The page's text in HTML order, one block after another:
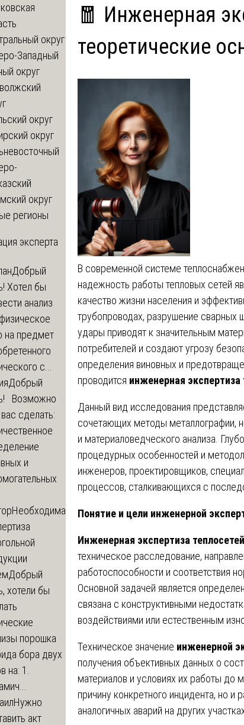
🧧 Инженерная
теоретические
В современной системе
надежность работы тепловых сетей
качество жизни населения и
трубопроводах, разрушение сварных
удары приводят к значительным
потребителей и создают угрозу
определения виновных и
проводится инженерная экспертиза
Данный вид исследования
сочетающих методы металлографии,
и материаловедческого анализа.
процедурных особенностей и
инженеров, проектировщиков,
процессов, сталкивающихся с
Понятие и цели инженерной
Инженерная экспертиза теплосетей
техническое расследование,
работоспособности и соответствия
Основной задачей является
связана с конструктивными
воздействиями или естественным
Техническое значение инженерной
получения объективных данных о
материалов и условиях их работы до
причину конкретного инцидента, но
аналогичных аварий на других
округ
Западный
округ
округ
округ
округ
регионы
эксперта
Добрый
Хотел бы
анализ
на предмет
с...
Добрый
Возможно
сделать:
и
Необходима
Добрый
хотели бы
порошка
бора двух
на: 1.
Нужно
акт